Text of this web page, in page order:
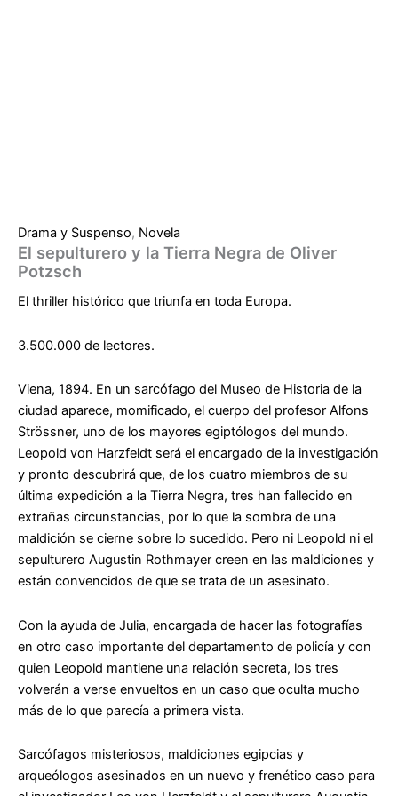
Drama y Suspenso, Novela
El sepulturero y la Tierra Negra de Oliver
Potzsch
El thriller histórico que triunfa en toda Europa.
3.500.000 de lectores.
Viena, 1894. En un sarcófago del Museo de Historia de la
ciudad aparece, momificado, el cuerpo del profesor Alfons
Strössner, uno de los mayores egiptólogos del mundo.
Leopold von Harzfeldt será el encargado de la investigación
y pronto descubrirá que, de los cuatro miembros de su
última expedición a la Tierra Negra, tres han fallecido en
extrañas circunstancias, por lo que la sombra de una
maldición se cierne sobre lo sucedido. Pero ni Leopold ni el
sepulturero Augustin Rothmayer creen en las maldiciones y
están convencidos de que se trata de un asesinato.
Con la ayuda de Julia, encargada de hacer las fotografías
en otro caso importante del departamento de policía y con
quien Leopold mantiene una relación secreta, los tres
volverán a verse envueltos en un caso que oculta mucho
más de lo que parecía a primera vista.
Sarcófagos misteriosos, maldiciones egipcias y
arqueólogos asesinados en un nuevo y frenético caso para